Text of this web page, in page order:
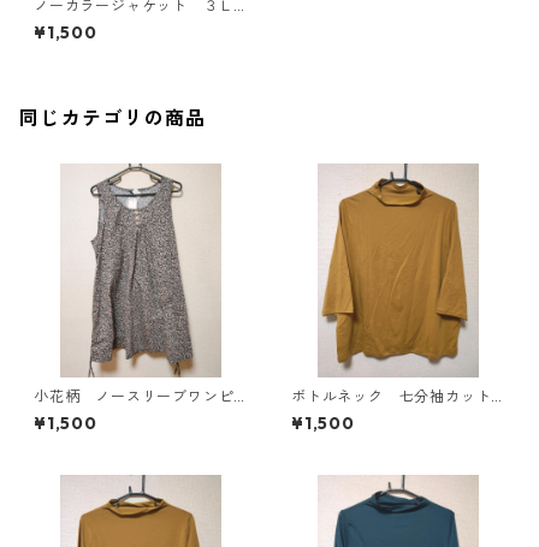
ノーカラージャケット ３Ｌ
Ｃ ライトベージュ KAE-47
06
¥1,500
同じカテゴリの商品
小花柄 ノースリーブワンピ
ース ４Ｌ ブラック KAE-
4819
¥1,500
ボトルネック 七分袖カット
ソー ４Ｌ マスタード KA
E-4818
¥1,500